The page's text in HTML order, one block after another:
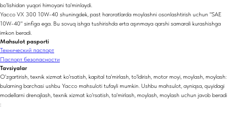
bo'lishidan yuqori himoyani ta'minlaydi.
Yacco VX 300 10W-40 shuningdek, past haroratlarda moylashni osonlashtirish uchun "SAE
10W-40" sinfiga ega. Bu sovuq ishga tushirishda erta aşınmaya qarshi samarali kurashishga
imkon beradi.
Mahsulot pasporti
Технический паспорт
Паспорт безопасности
Tavsiyalar
O'zgartirish, texnik xizmat ko'rsatish, kapital ta'mirlash, to'ldirish, motor moyi, moylash, moylash:
bularning barchasi ushbu Yacco mahsuloti tufayli mumkin. Ushbu mahsulot, ayniqsa, quyidagi
modellarni drenajlash, texnik xizmat ko'rsatish, ta'mirlash, moylash, moylash uchun javob beradi
: